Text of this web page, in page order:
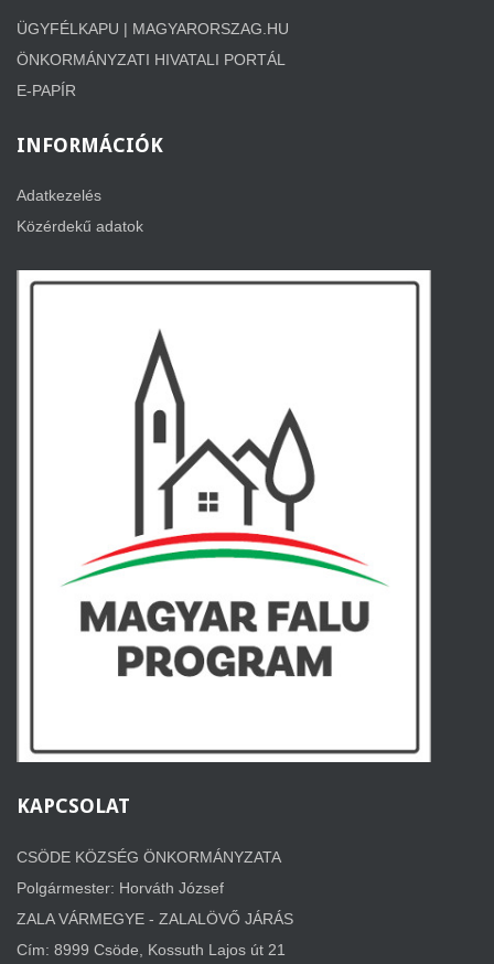
ÜGYFÉLKAPU | MAGYARORSZAG.HU
ÖNKORMÁNYZATI HIVATALI PORTÁL
E-PAPÍR
INFORMÁCIÓK
Adatkezelés
Közérdekű adatok
KAPCSOLAT
CSÖDE KÖZSÉG ÖNKORMÁNYZATA
Polgármester: Horváth József
ZALA VÁRMEGYE - ZALALÖVŐ JÁRÁS
Cím: 8999 Csöde, Kossuth Lajos út 21